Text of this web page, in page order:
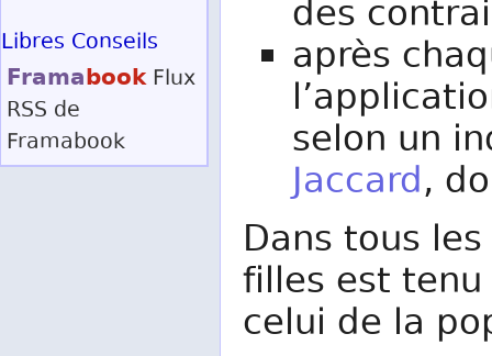
des
après
selon un
Jaccard,
Dans tous
filles est
celui de la
Libres Conseils
Framabook Flux
RSS de
Framabook